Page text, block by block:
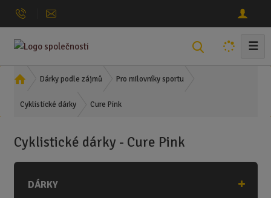
☰
Ú
o
í
Dárky podle zájmů Pro milovníky sportu
Cyklistické dárky Cure Pink
Cyklistické dárky - Cure Pink
DÁRKY